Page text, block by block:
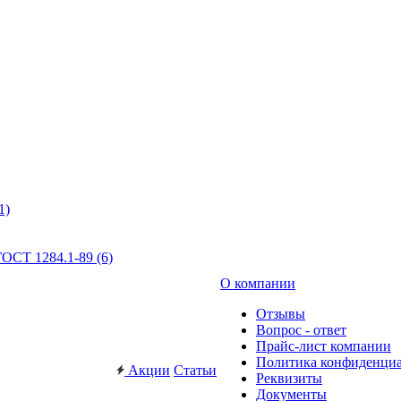
1284.1-89 (6)
Акции Статьи
О компании
Отзывы
Вопрос - ответ
Прайс-лист компании
Политика
Реквизиты
Документы